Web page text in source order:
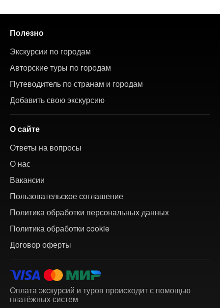
Полезно
Экскурсии по городам
Авторские туры по городам
Путеводитель по странам и городам
Добавить свою экскурсию
О сайте
Ответы на вопросы
О нас
Вакансии
Пользовательское соглашение
Политика обработки персональных данных
Политика обработки cookie
Договор оферты
Оплата экскурсий и туров происходит с помощью
платёжных систем